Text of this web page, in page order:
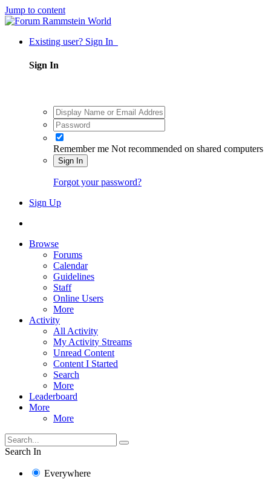
Jump to content
Existing user? Sign In
Sign In
Remember me Not recommended on shared computers
Sign In
Forgot your password?
Sign Up
Browse
Forums
Calendar
Guidelines
Staff
Online Users
More
Activity
All Activity
My Activity Streams
Unread Content
Content I Started
Search
More
Leaderboard
More
More
Search In
Everywhere